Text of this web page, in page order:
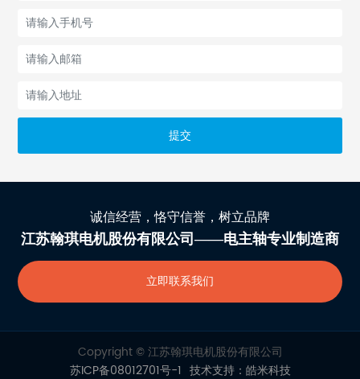
提交
诚信经营，恪守信誉，树立品牌
江苏翰琪电机股份有限公司——电主轴专业制造商
立即联系我们
Copyright © 江苏翰琪电机股份有限公司
苏ICP备08012701号-1 技术支持：皓米科技